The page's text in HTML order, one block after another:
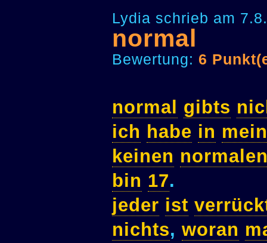
Lydia schrieb am
normal
Bewertung: 6
normal gibts
ich habe in
keinen
bin 17.
jeder ist
nichts, woran